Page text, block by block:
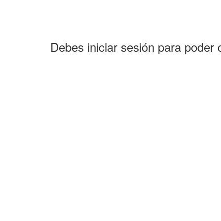
Debes iniciar sesión para poder